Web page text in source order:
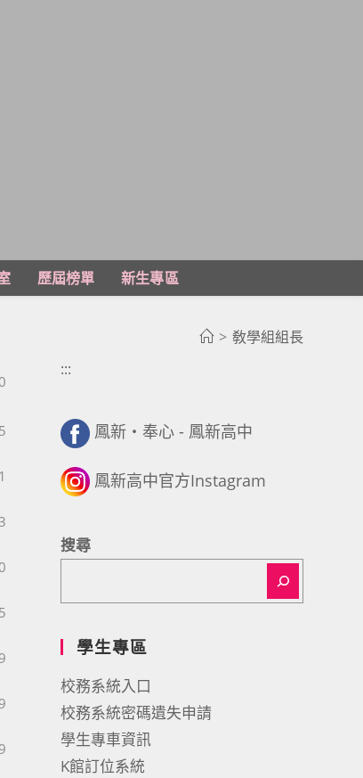
歷屆榜單 新生專區
> 敎學組組長
:::
鳳新・奉心 - 鳳新高中
鳳新高中官方Instagram
搜尋
學生專區
校務系統入口
校務系統密碼遺失申請
學生專車資訊
K館訂位系統